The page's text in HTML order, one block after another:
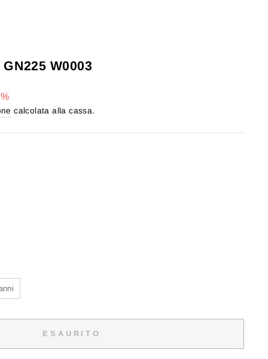
W0003
calcolata alla cassa.
ESAURITO